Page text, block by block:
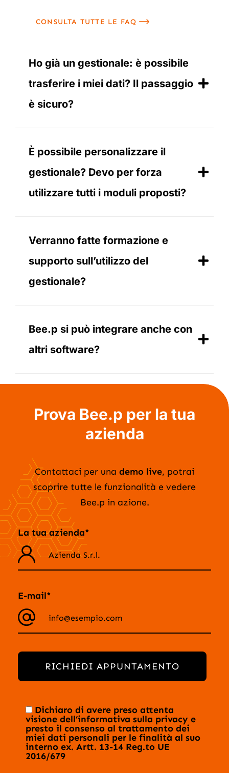
CONSULTA TUTTE LE FAQ
Ho già un gestionale: è possibile
trasferire i miei dati? Il passaggio
è sicuro?
È possibile personalizzare il
gestionale? Devo per forza
utilizzare tutti i moduli proposti?
Verranno fatte formazione e
supporto sull’utilizzo del
gestionale?
Bee.p si può integrare anche con
altri software?
Prova Bee.p per la tua
azienda
Contattaci per una demo live, potrai
scoprire tutte le funzionalità e vedere
Bee.p in azione.
La tua azienda*
E-mail*
RICHIEDI APPUNTAMENTO
Dichiaro di avere preso attenta
visione dell’informativa sulla privacy e
presto il consenso al trattamento dei
miei dati personali per le finalità al suo
interno ex. Artt. 13-14 Reg.to UE
2016/679